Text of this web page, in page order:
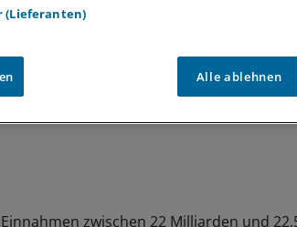
zwischen 22 Milliarden und
(Lieferanten)
Alle ablehnen